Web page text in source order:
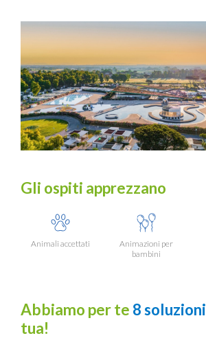
Gli ospiti apprezzano
Animali accettati
Animazioni per
bambini
Abbiamo per te 8 soluzioni
tua!